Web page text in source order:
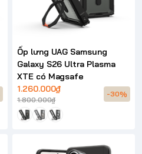
Ốp lưng UAG Samsung
Galaxy S26 Ultra Plasma
XTE có Magsafe
1.260.000₫
1.800.000₫
-30%